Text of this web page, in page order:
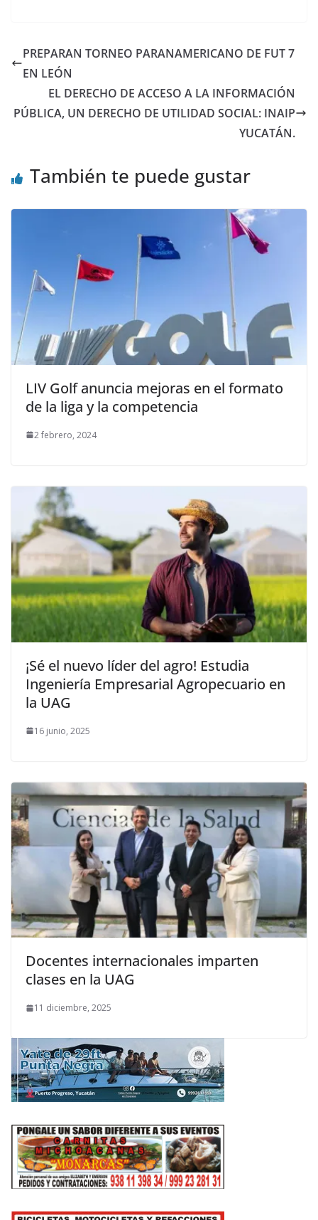
PREPARAN TORNEO PARANAMERICANO DE FUT 7
EN LEÓN
EL DERECHO DE ACCESO A LA INFORMACIÓN
PÚBLICA, UN DERECHO DE UTILIDAD SOCIAL: INAIP
YUCATÁN.
También te puede gustar
LIV Golf anuncia mejoras en el formato
de la liga y la competencia
2 febrero, 2024
¡Sé el nuevo líder del agro! Estudia
Ingeniería Empresarial Agropecuario en
la UAG
16 junio, 2025
Docentes internacionales imparten
clases en la UAG
11 diciembre, 2025